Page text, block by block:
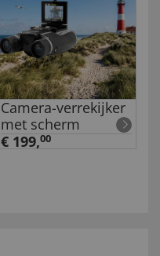
Camera-verrekijker
met scherm
€ 199,00